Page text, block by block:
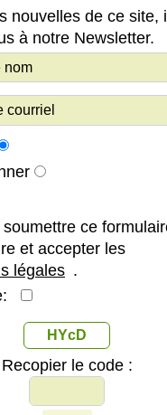
nouvelles de ce site,
à notre Newsletter.
ce
et accepter les
légales .
HYcD
Recopier le code :